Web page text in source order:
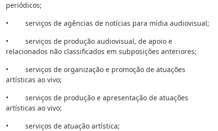
periódicos;
• serviços de agências de notícias para mídia audiovisual;
• serviços de produção audiovisual, de apoio e
relacionados não classificados em subposições anteriores;
• serviços de organização e promoção de atuações
artísticas ao vivo;
• serviços de produção e apresentação de atuações
artísticas ao vivo;
• serviços de atuação artística;